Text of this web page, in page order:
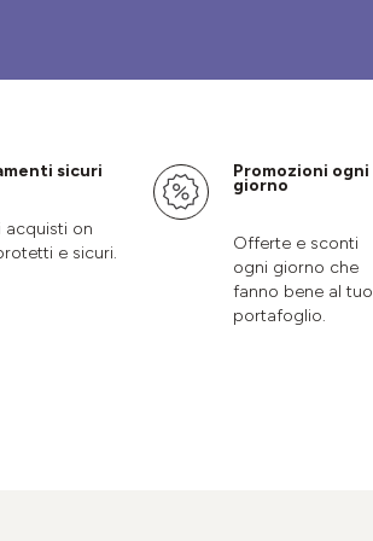
sicuri
acquisti on
e sicuri.
Promozioni ogni
giorno
Offerte e sconti
ogni giorno che
fanno bene al tuo
portafoglio.